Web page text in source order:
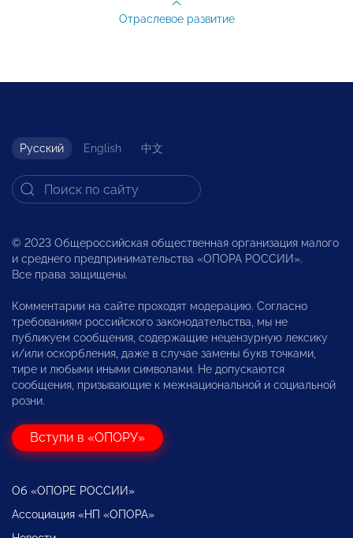
Отраслевое развитие
Русский English 中文
© 2023 Общероссийская общественная организация малого
и среднего предпринимательства «ОПОРА РОССИИ».
Все права защищены.
Комментарии на сайте проходят модерацию. Согласно
требованиям российского законодательства, мы не
публикуем сообщения, содержащие нецензурную лексику
и/или оскорбления, даже в случае замены букв точками,
тире и любыми иными символами. Не допускаются
сообщения, призывающие к межнациональной и социальной
розни.
Вступи в «ОПОРУ»
Об «ОПОРЕ РОССИИ»
Ассоциация «НП «ОПОРА»